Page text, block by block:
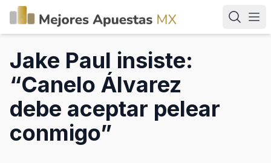
Jake Paul insiste:
“Canelo Álvarez
debe aceptar pelear
conmigo”